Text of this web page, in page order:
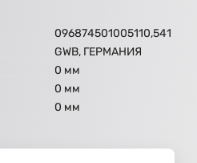
096874501005110,541
GWB, ГЕРМАНИЯ
0 мм
0 мм
0 мм